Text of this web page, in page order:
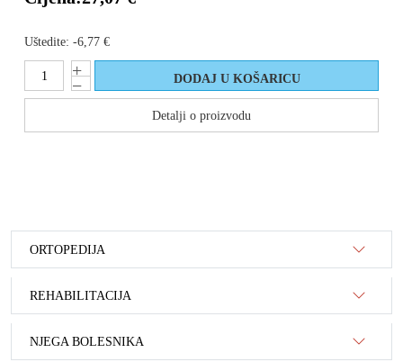
Uštedite: -6,77 €
Detalji o proizvodu
ORTOPEDIJA
REHABILITACIJA
NJEGA BOLESNIKA